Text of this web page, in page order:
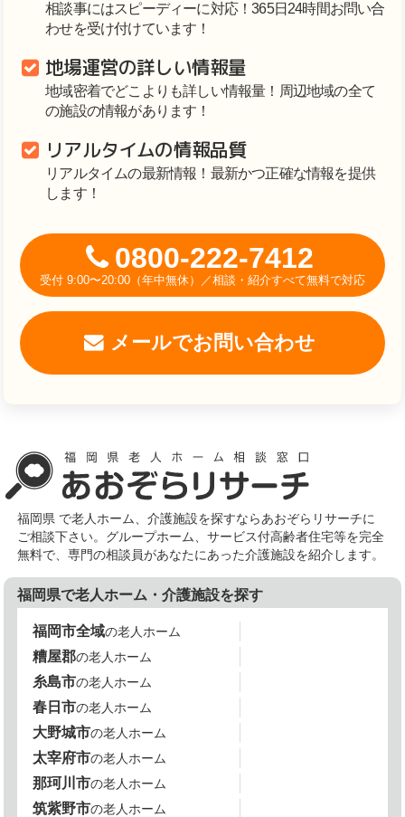
相談事にはスピーディーに対応！365日24時間お問い合
わせを受け付けています！
地場運営の詳しい情報量
地域密着でどこよりも詳しい情報量！周辺地域の全て
の施設の情報があります！
リアルタイムの情報品質
リアルタイムの最新情報！最新かつ正確な情報を提供
します！
0800-222-7412
受付 9:00〜20:00（年中無休）／相談・紹介すべて無料で対応
メールでお問い合わせ
福岡県 で老人ホーム、介護施設を探すならあおぞらリサーチに
ご相談下さい。グループホーム、サービス付高齢者住宅等を完全
無料で、専門の相談員があなたにあった介護施設を紹介します。
福岡県で老人ホーム・介護施設を探す
福岡市全域の老人ホーム
糟屋郡の老人ホーム
糸島市の老人ホーム
春日市の老人ホーム
大野城市の老人ホーム
太宰府市の老人ホーム
那珂川市の老人ホーム
筑紫野市の老人ホーム